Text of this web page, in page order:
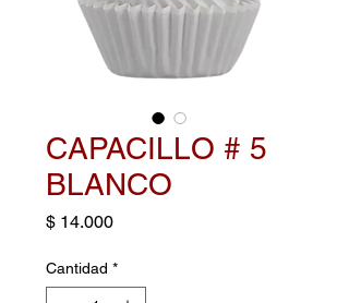
CAPACILLO # 5
BLANCO
$ 14.000Precio
Cantidad *